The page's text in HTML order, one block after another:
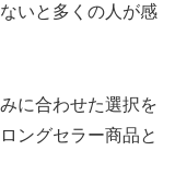
いと多くの人が感
に合わせた選択を
ングセラー商品と